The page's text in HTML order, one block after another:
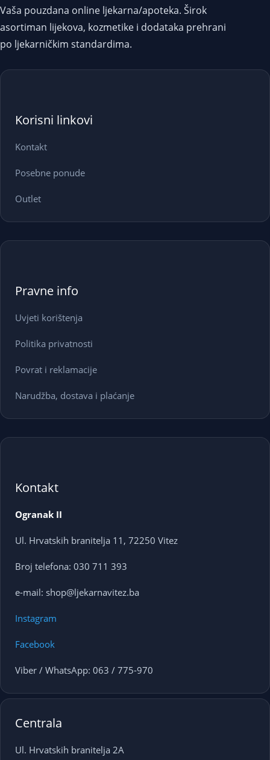
Vaša pouzdana online ljekarna/apoteka. Širok
asortiman lijekova, kozmetike i dodataka prehrani
po ljekarničkim standardima.
Korisni linkovi
Kontakt
Posebne ponude
Outlet
Pravne info
Uvjeti korištenja
Politika privatnosti
Povrat i reklamacije
Narudžba, dostava i plaćanje
Kontakt
Ogranak II
Ul. Hrvatskih branitelja 11, 72250 Vitez
Broj telefona: 030 711 393
e-mail: shop@ljekarnavitez.ba
Instagram
Facebook
Viber / WhatsApp: 063 / 775-970
Centrala
Ul. Hrvatskih branitelja 2A